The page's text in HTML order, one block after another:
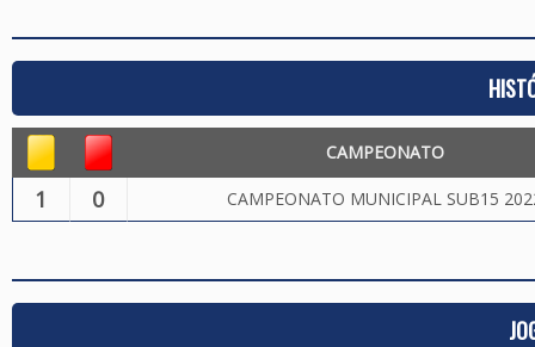
CAMPEONATO
1 0 CAMPEONATO MUNICIPAL SUB15